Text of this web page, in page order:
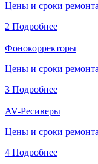
Цены и сроки
2 Подробнее
Фонокорректоры
Цены и сроки
3 Подробнее
AV-Ресиверы
Цены и сроки
4 Подробнее